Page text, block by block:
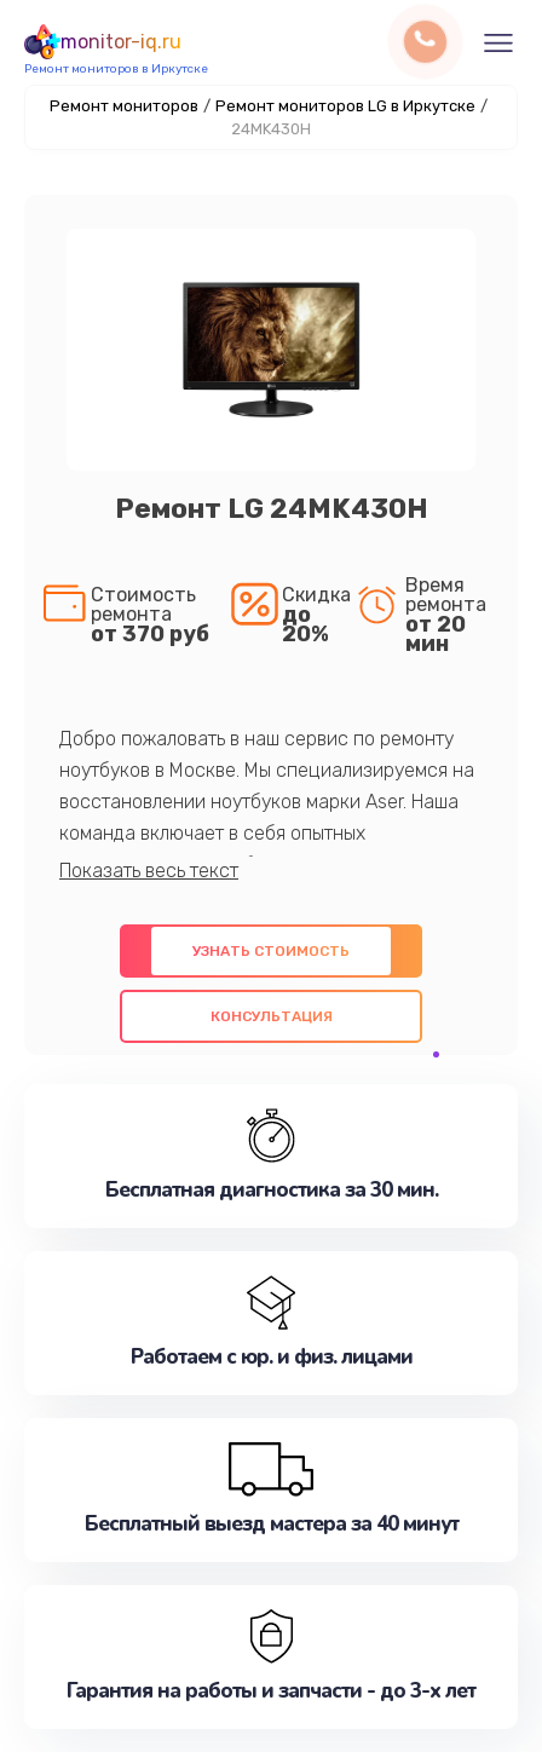
monitor-iq.ru
Ремонт мониторов в Иркутске
Ремонт мониторов / Ремонт мониторов LG в Иркутске /
24MK430H
Ремонт LG 24MK430H
Стоимость
ремонта
от 370 руб
Скидка
до
20%
Время
ремонта
от 20
мин
Добро пожаловать в наш сервис по ремонту
ноутбуков в Москве. Мы специализируемся на
восстановлении ноутбуков марки Aser. Наша
команда включает в себя опытных
профессионалов с обширными знаниями и
предлагаем быстрый и качественный ремонт с
использованием оригинальных компонентов, а
также гарантируем качество всех
проведенных работ. Наша цель - предоставить
наилучшим образом. Не медлите записаться на
УЗНАТЬ СТОИМОСТЬ
КОНСУЛЬТАЦИЯ
Бесплатная диагностика за 30 мин.
Работаем с юр. и физ. лицами
Бесплатный выезд мастера за 40 минут
Гарантия на работы и запчасти - до 3-х лет